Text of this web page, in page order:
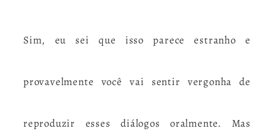
Sim, eu sei que isso parece estranho e
provavelmente você vai sentir vergonha de
reproduzir esses diálogos oralmente. Mas